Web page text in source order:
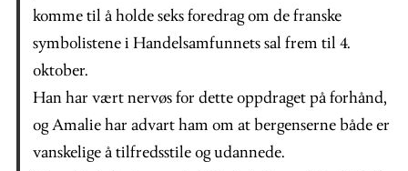
komme til å holde seks foredrag om de franske
symbolistene i Handelsamfunnets sal frem til 4.
oktober.
Han har vært nervøs for dette oppdraget på forhånd,
og Amalie har advart ham om at bergenserne både er
vanskelige å tilfredsstile og udannede.